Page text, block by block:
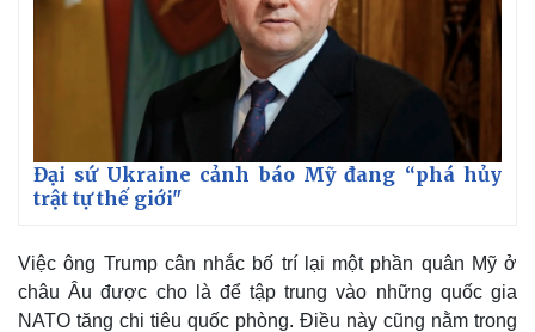
Thế giới
Cuộc sống đó đây
Hồ sơ
Ảnh
E-Magazine
Infographic
Đại sứ Ukraine cảnh báo Mỹ đang “phá hủy
trật tự thế giới"
Việc ông Trump cân nhắc bố trí lại một phần quân Mỹ ở
châu Âu được cho là để tập trung vào những quốc gia
NATO tăng chi tiêu quốc phòng. Điều này cũng nằm trong